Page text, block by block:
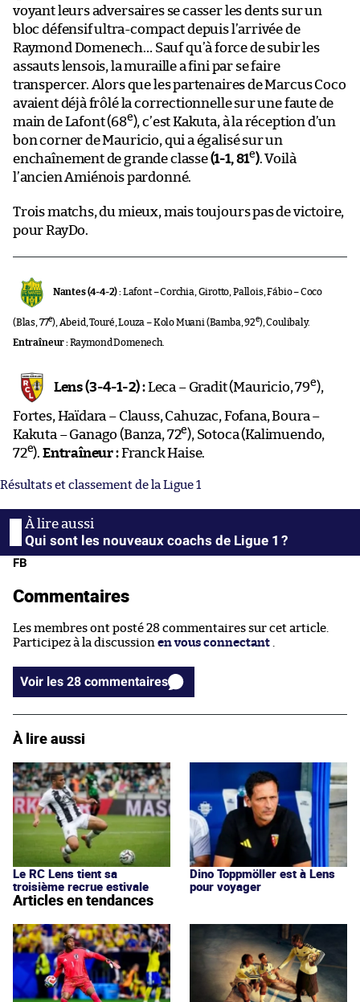
voyant leurs adversaires se casser les dents sur un
bloc défensif ultra-compact depuis l’arrivée de
Raymond Domenech… Sauf qu’à force de subir les
assauts lensois, la muraille a fini par se faire
transpercer. Alors que les partenaires de Marcus Coco
avaient déjà frôlé la correctionnelle sur une faute de
main de Lafont (68e), c’est Kakuta, à la réception d’un
bon corner de Mauricio, qui a égalisé sur un
enchaînement de grande classe(1-1, 81e). Voilà
l’ancien Amiénois pardonné.
Trois matchs, du mieux, mais toujours pas de victoire,
pour RayDo.
Nantes (4-4-2) :Lafont – Corchia, Girotto, Pallois, Fábio – Coco
(Blas, 77e), Abeid, Touré, Louza – Kolo Muani (Bamba, 92e), Coulibaly.
Entraîneur :Raymond Domenech.
Lens (3-4-1-2) :Leca – Gradit (Mauricio, 79e),
Fortes, Haïdara – Clauss, Cahuzac, Fofana, Boura –
Kakuta – Ganago (Banza, 72e), Sotoca (Kalimuendo,
72e). Entraîneur :Franck Haise.
Résultats et classement de la Ligue 1
Qui sont les nouveaux coachs de Ligue 1 ?
FB
Commentaires
Les membres ont posté 28 commentaires sur cet article.
Participez à la discussion en vous connectant
Voir les 28 commentaires
À lire aussi
Le RC Lens tient sa
troisième recrue estivale
Dino Toppmöller est à Lens
pour voyager
Articles en tendances